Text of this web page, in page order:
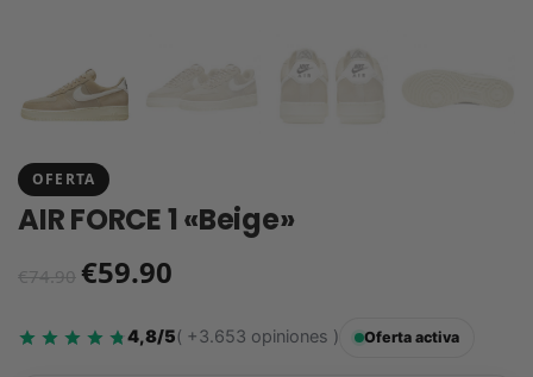
OFERTA
AIR FORCE 1 «Beige»
€74.90 €59.90
4,8/5( +3.653 opiniones ) Oferta activa